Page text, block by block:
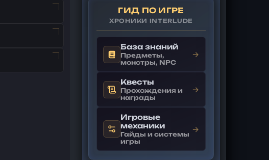
ГИД ПО ИГРЕ
ХРОНИКИ INTERLUDE
База знаний
Предметы,
монстры, NPC
→
Квесты
Прохождения и
награды
→
Игровые
механики
Гайды и системы
игры
→